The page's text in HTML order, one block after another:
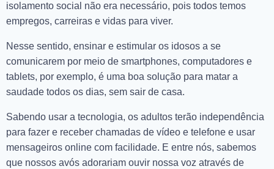
isolamento social não era necessário, pois todos temos
empregos, carreiras e vidas para viver.
Nesse sentido, ensinar e estimular os idosos a se
comunicarem por meio de smartphones, computadores e
tablets, por exemplo, é uma boa solução para matar a
saudade todos os dias, sem sair de casa.
Sabendo usar a tecnologia, os adultos terão independência
para fazer e receber chamadas de vídeo e telefone e usar
mensageiros online com facilidade. E entre nós, sabemos
que nossos avós adorariam ouvir nossa voz através de